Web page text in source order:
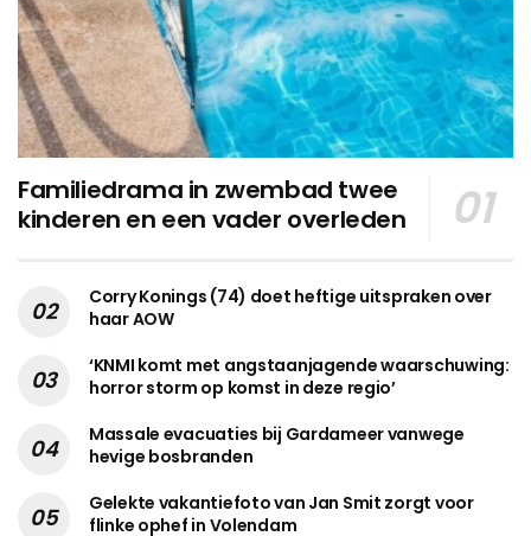
Familiedrama in zwembad twee
kinderen en een vader overleden
Corry Konings (74) doet heftige uitspraken over
haar AOW
‘KNMI komt met angstaanjagende waarschuwing:
horror storm op komst in deze regio’
Massale evacuaties bij Gardameer vanwege
hevige bosbranden
Gelekte vakantiefoto van Jan Smit zorgt voor
flinke ophef in Volendam